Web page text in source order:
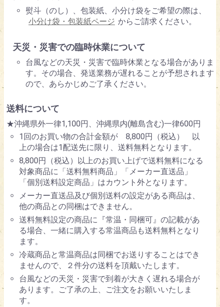
熨斗（のし）、包装紙、小分け袋をご希望の際は、
小分け袋・包装紙ページ からご請求ください。
天災・災害での臨時休業について
台風などの天災・災害で臨時休業となる場合がありま
す。その場合、発送業務が遅れることが予想されます
ので、あらかじめご了承ください。
送料について
★沖縄県外一律1,100円、沖縄県内(離島含む)一律600円
1回のお買い物の合計金額が 8,800円（税込） 以
上の場合は1配送先に限り、送料無料となります。
8,800円（税込）以上のお買い上げで送料無料になる
対象商品に「送料無料商品」「メーカー直送品」
「個別送料設定商品」はカウント外となります。
メーカー直送品及び個別送料の設定がある商品は、
他の商品との同梱はできません。
送料無料設定の商品に『常温・同梱可』の記載があ
る場合、一緒に購入する常温商品も送料無料となり
ます。
冷蔵商品と常温商品は同梱でお送りすることはでき
ませんので、２件分の送料を頂戴いたします。
台風などの天災・災害で到着が大きく遅れる場合が
あります。ご了承の上、ご注文をお願いいたしま
す。